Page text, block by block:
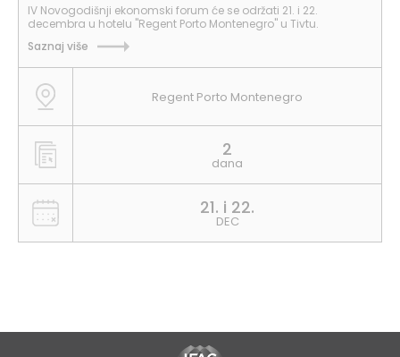
IV Novogodišnji ekonomski forum će se održati 21. i 22.
decembra u hotelu "Regent Porto Montenegro" u Tivtu.
Saznaj više
Regent Porto Montenegro
2
dana
21. i 22.
DEC